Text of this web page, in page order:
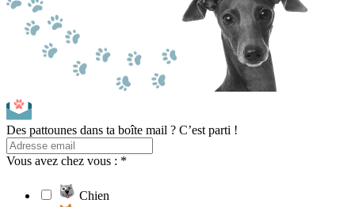
Des pattounes dans ta boîte mail ? C’est parti !
Vous avez chez vous : *
Chien